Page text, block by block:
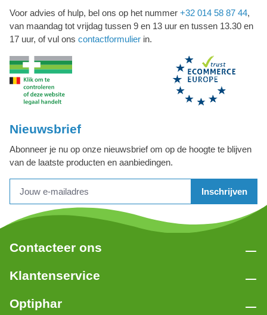
Voor advies of hulp, bel ons op het nummer +32 014 58 87 44,
van maandag tot vrijdag tussen 9 en 13 uur en tussen 13.30 en
17 uur, of vul ons contactformulier in.
Nieuwsbrief
Abonneer je nu op onze nieuwsbrief om op de hoogte te blijven
van de laatste producten en aanbiedingen.
Inschrijven
Contacteer ons
Klantenservice
Optiphar